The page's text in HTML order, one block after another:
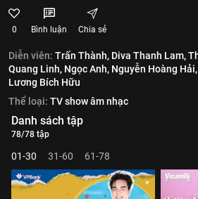
0 Bình luận Chia sẻ
Diễn viên: Trấn Thành, Diva Thanh Lam,
Quang Linh, Ngọc Anh, Nguyễn Hoàng Hải,
Lương Bích Hữu
Thể loại: TV show âm nhạc
Danh sách tập
78/78 tập
01-30 31-60 61-78